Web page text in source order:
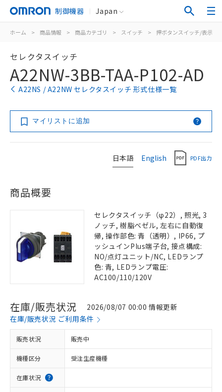
制御機器 Japan
ホーム > 商品情報 > 商品カテゴリ > スイッチ > 押ボタンスイッチ/表示灯
セレクタスイッチ
A22NW-3BB-TAA-P102-AD
A22NS / A22NW セレクタスイッチ 形式仕様一覧
マイリストに追加
日本語 English PDF出力
商品概要
セレクタスイッチ（φ22）, 照光, 3
ノッチ, 樹脂ベゼル, 左右に自動復
帰, 操作部色: 青（透明）, IP66, プ
ッシュインPlus端子台, 接点構成:
NO/点灯ユニット/NC, LEDランプ
色: 青, LEDランプ電圧:
AC100/110/120V
在庫/販売状況
2026/08/07 00:00 情報更新
在庫/販売状況 ご利用条件
販売状況 販売中
機種区分 受注生産機種
在庫状況